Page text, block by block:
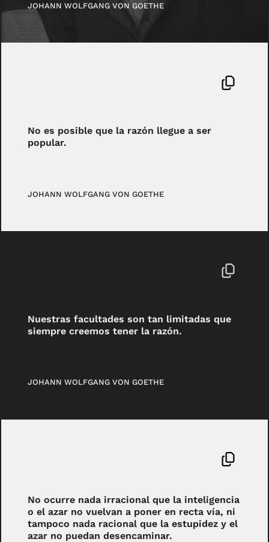
JOHANN WOLFGANG VON GOETHE
No es posible que la razón llegue a ser
popular.
JOHANN WOLFGANG VON GOETHE
Nuestras facultades son tan limitadas que
siempre creemos tener la razón.
JOHANN WOLFGANG VON GOETHE
No ocurre nada irracional que la inteligencia
o el azar no vuelvan a poner en recta vía, ni
tampoco nada racional que la estupidez y el
azar no puedan desencaminar.